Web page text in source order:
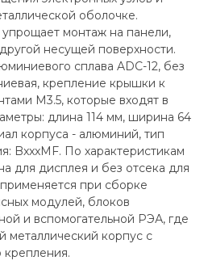
оболочке.
монтаж на панели,
несущей поверхности.
сплава ADC-12, без
крепление крышки к
М3.5, которые входят в
длина 114 мм, ширина 64
корпуса - алюминий, тип
BxxxMF. По характеристикам
для дисплея и без отсека для
при сборке
модулей, блоков
и вспомогательной РЭА, где
металлический корпус с